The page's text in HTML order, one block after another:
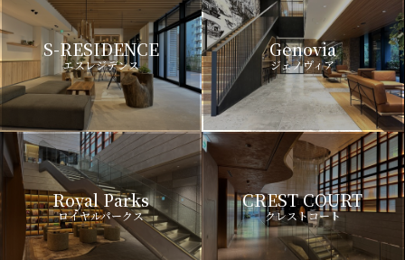
S-RESIDENCE
エスレジデンス
Genovia
ジェノヴィア
Royal Parks
ロイヤルパークス
CREST COURT
クレストコート